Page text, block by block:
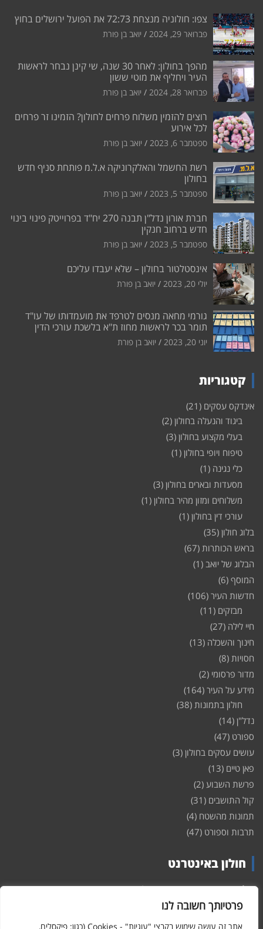
פרטיותך חשובה לנו
אתר זה עושה שימוש בקבצי "עוגיות" - Cookies (כגון: פיקסלים,
צפו: חולוניה מנצחת 72:73 את הפועל ירושלים בחוץ
פברואר 29, 2024 יואב בן פורת
מהפך בחולון: לאחר 30 שנה, שי קינן נבחר לראשות
העיר ויחליף את מוטי ששון
פברואר 28, 2024 יואב בן פורת
רוצים להזמין משלוח פרחים לחולון? הזמינו זר פרחים
לכל אירוע
ספטמבר 6, 2023 יואב בן פורת
רשת החשמל והאלקרוניקה א.ל.מ פותחת סניף חדש
בחולון
ספטמבר 5, 2023 יואב בן פורת
חברת אורון נדל"ן תבנה 270 יח"ד בפרוייטק פינוי בינוי
חדש ברחוב חנקין
ספטמבר 5, 2023 יואב בן פורת
אינסטלטור בחולון – שלא יעבדו עליכם
יולי 20, 2023 יואב בן פורת
גורמי מחאה מנסים לטרפד את מועמדותו של עו"ד
תומר בכר לראשות מחוז ת"א בלשכת עורכי הדין
יוני 20, 2023 יואב בן פורת
קטגוריות
אינדקס עסקים (21)
ביגוד והנעלה בחולון (2)
בעלי מקצוע בחולון (3)
טיפוח ויופי בחולון (1)
כלי נגינה (1)
מסעדות ובארים בחולון (3)
משלוחים ומזון מהיר בחולון (1)
עורכי דין בחולון (1)
בלוג חולון (35)
בראש הכותרות (67)
הבלוג של יואב (1)
המוסף (6)
חדשות העיר (106)
מבזקים (11)
חיי לילה (27)
חינוך והשכלה (13)
חסויות (8)
מדור פרסומי (2)
מידע על העיר (164)
חולון בתמונות (38)
נדל"ן (14)
ספורט (47)
עושים עסקים בחולון (3)
פאן טיים (13)
פרשת השבוע (2)
קול התושבים (31)
תמונות מהשטח (4)
תרבות וספורט (47)
חולון באינטרנט
חולוןבאינטרנט – האתר שמביא לכם עדכונים ומידע מהשטח מהעיר
חולון. במה פתוחה לקול תושבי חולון באינטרנט, מידע על
ופרוייקטים חדשים בעיר, חיי לילה, וכן טורי דעה, עסקים בחולון, ודיונים על
הנעשה בעיר. אתם מוזמנים ומוזמנות להשתתף בדיון ולשלוח לנו כתבות